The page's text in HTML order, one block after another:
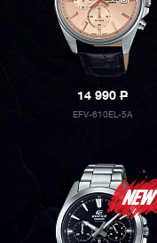
14 990P
EFV-610EL-5A